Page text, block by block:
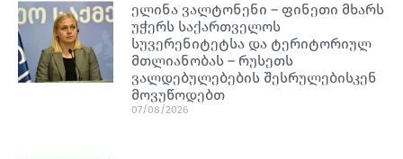
ელინა ვალტონენი – ფინეთი მხარს
უჭერს საქართველოს
სუვერენიტეტსა და ტერიტორიულ
მთლიანობას – რუსეთს
ვალდებულებების შესრულებისკენ
მოვუწოდებთ
07/08/2026